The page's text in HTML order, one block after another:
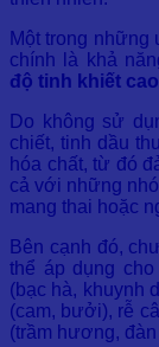
Một trong
chính là khả
độ tinh khiết cao
Do không sử
chiết, tinh dầu
hóa chất, từ đó
cả với những
mang thai hoặc
Bên cạnh đó,
thể áp dụng
(bạc hà, khuynh
(cam, bưởi), rễ
(trầm hương,